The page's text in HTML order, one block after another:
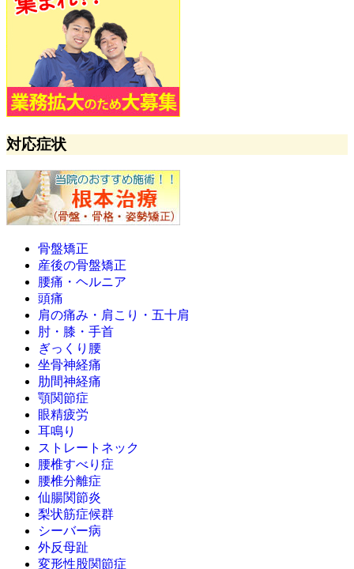
対応症状
骨盤矯正
産後の骨盤矯正
腰痛・ヘルニア
頭痛
肩の痛み・肩こり・五十肩
肘・膝・手首
ぎっくり腰
坐骨神経痛
肋間神経痛
顎関節症
眼精疲労
耳鳴り
ストレートネック
腰椎すべり症
腰椎分離症
仙腸関節炎
梨状筋症候群
シーバー病
外反母趾
変形性股関節症